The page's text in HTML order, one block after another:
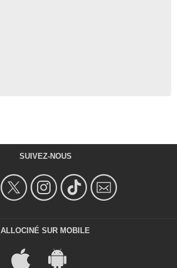
SUIVEZ-NOUS
ALLOCINÉ SUR MOBILE